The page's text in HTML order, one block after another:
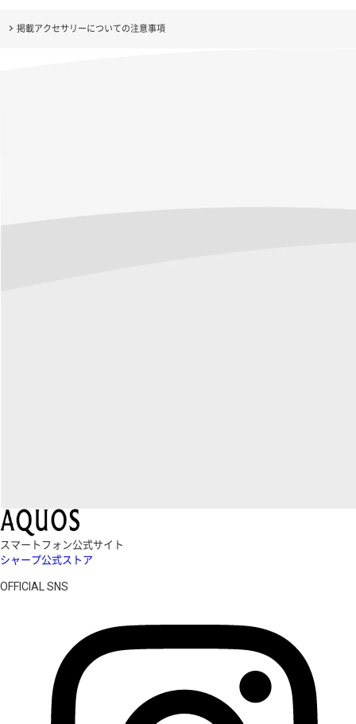
掲載アクセサリーについての注意事項
スマートフォン公式サイト
シャープ公式ストア
OFFICIAL SNS